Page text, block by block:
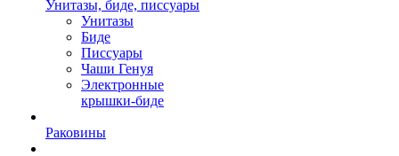
Унитазы, биде, писсуары
Унитазы
Биде
Писсуары
Чаши Генуя
Электронные
крышки-биде
Раковины